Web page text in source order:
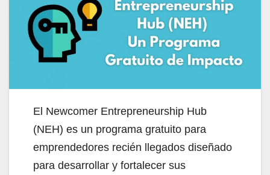
El Newcomer Entrepreneurship Hub
(NEH) es un programa gratuito para
emprendedores recién llegados diseñado
para desarrollar y fortalecer sus